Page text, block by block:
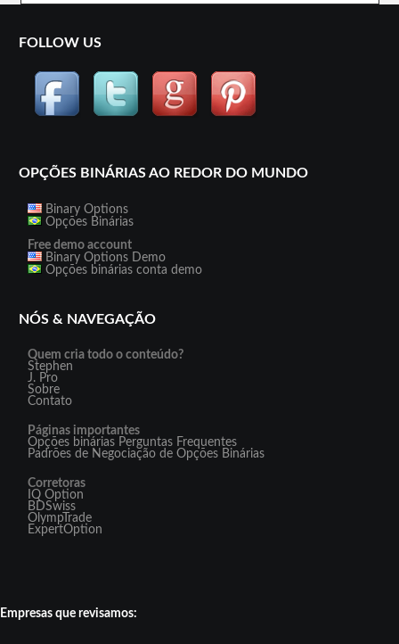
FOLLOW US
OPÇÕES BINÁRIAS AO REDOR DO MUNDO
Binary Options
Opções Binárias
Free demo account
Binary Options Demo
Opções binárias conta demo
NÓS & NAVEGAÇÃO
Quem cria todo o conteúdo?
Stephen
J. Pro
Sobre
Contato
Páginas importantes
Opções binárias Perguntas Frequentes
Padrões de Negociação de Opções Binárias
Corretoras
IQ Option
BDSwiss
OlympTrade
ExpertOption
Empresas que revisamos: